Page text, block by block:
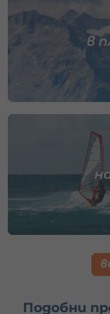
в
Подобни